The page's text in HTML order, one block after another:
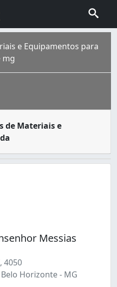
e Equipamentos para
mg
de Materiais e
brasileiro, capital do
Messias
4050
Horizonte - MG